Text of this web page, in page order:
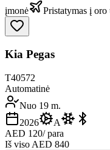
įmonė
Pristatymas į oro
Kia Pegas
T40572
Automatinė
Nuo 19 m.
2026
A
AED 120/ para
Iš viso AED 840